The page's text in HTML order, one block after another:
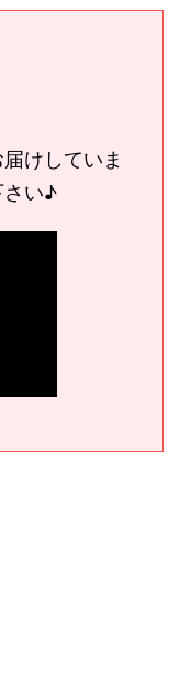
けしていま
さい♪